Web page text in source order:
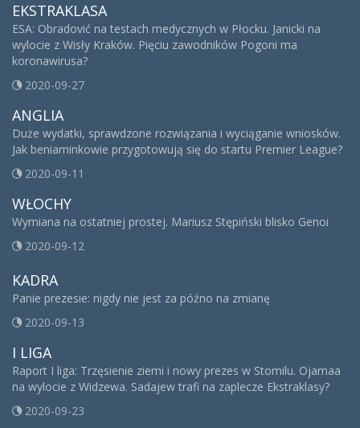
EKSTRAKLASA
ESA: Obradović na testach medycznych w Płocku. Janicki na
wylocie z Wisły Kraków. Pięciu zawodników Pogoni ma
koronawirusa?
2020-09-27
ANGLIA
Duże wydatki, sprawdzone rozwiązania i wyciąganie wniosków.
Jak beniaminkowie przygotowują się do startu Premier League?
2020-09-11
WŁOCHY
Wymiana na ostatniej prostej. Mariusz Stępiński blisko Genoi
2020-09-12
KADRA
Panie prezesie: nigdy nie jest za późno na zmianę
2020-09-13
I LIGA
Raport I liga: Trzęsienie ziemi i nowy prezes w Stomilu. Ojamaa
na wylocie z Widzewa. Sadajew trafi na zaplecze Ekstraklasy?
2020-09-23